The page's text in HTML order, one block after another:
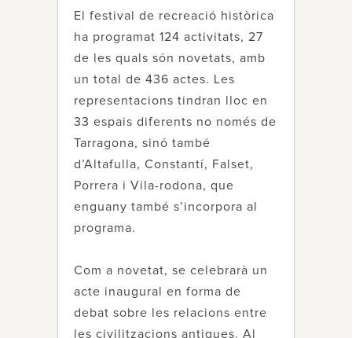
El festival de recreació històrica
ha programat 124 activitats, 27
de les quals són novetats, amb
un total de 436 actes. Les
representacions tindran lloc en
33 espais diferents no només de
Tarragona, sinó també
d’Altafulla, Constantí, Falset,
Porrera i Vila-rodona, que
enguany també s’incorpora al
programa.
Com a novetat, se celebrarà un
acte inaugural en forma de
debat sobre les relacions entre
les civilitzacions antigues. Al